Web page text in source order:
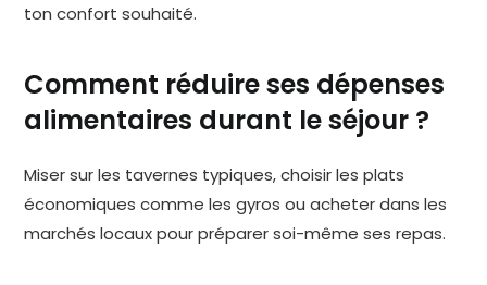
ton confort souhaité.
Comment réduire ses dépenses
alimentaires durant le séjour ?
Miser sur les tavernes typiques, choisir les plats
économiques comme les gyros ou acheter dans les
marchés locaux pour préparer soi-même ses repas.